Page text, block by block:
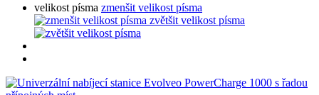
velikost písma zmenšit velikost písma
zvětšit velikost písma